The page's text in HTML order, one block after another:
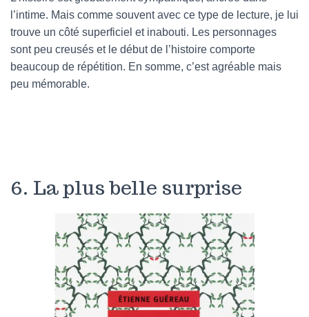
l’intime. Mais comme souvent avec ce type de lecture, je lui
trouve un côté superficiel et inabouti. Les personnages
sont peu creusés et le début de l’histoire comporte
beaucoup de répétition. En somme, c’est agréable mais
peu mémorable.
6. La plus belle surprise